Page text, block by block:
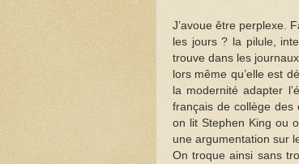
J’avoue être perplexe.
les jours ? la pilule,
trouve dans les
lors même qu’elle est
la modernité adapter
français de collège des
on lit Stephen King ou
une argumentation sur
On troque ainsi sans